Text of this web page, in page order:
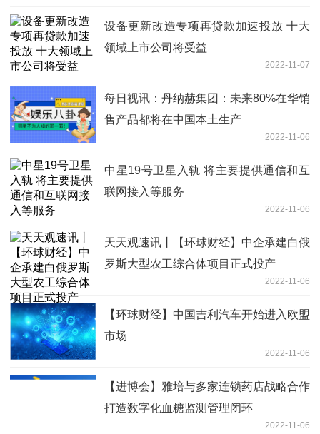
设备更新改造专项再贷款加速投放 十大
领域上市公司将受益
2022-11-07
每日视讯：丹纳赫集团：未来80%在华销
售产品都将在中国本土生产
2022-11-06
中星19号卫星入轨 将主要提供通信和互
联网接入等服务
2022-11-06
天天观速讯丨【环球财经】中企承建白俄
罗斯大型农工综合体项目正式投产
2022-11-06
【环球财经】中国吉利汽车开始进入欧盟
市场
2022-11-06
【进博会】雅培与多家连锁药店战略合作
打造数字化血糖监测管理闭环
2022-11-06